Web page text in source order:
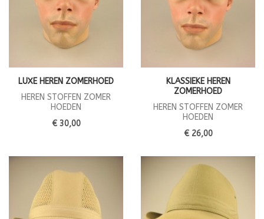
LUXE HEREN ZOMERHOED
HEREN STOFFEN ZOMER
HOEDEN
€ 30,00
KLASSIEKE HEREN
ZOMERHOED
HEREN STOFFEN ZOMER
HOEDEN
€ 26,00